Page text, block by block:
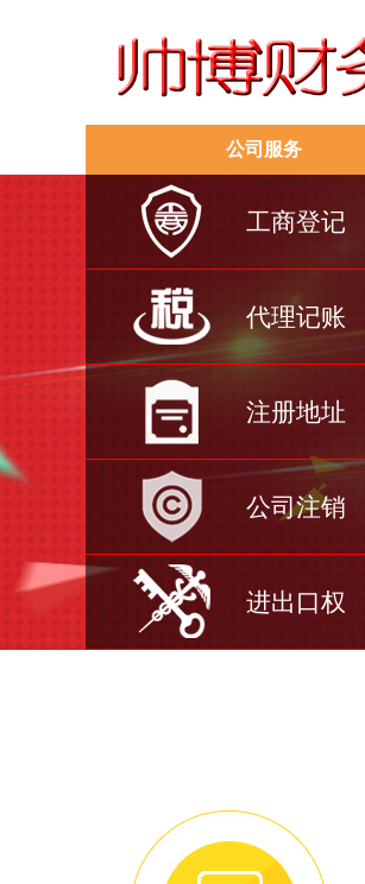
公司服务
工商登记
代理记账
注册地址
公司注销
进出口权